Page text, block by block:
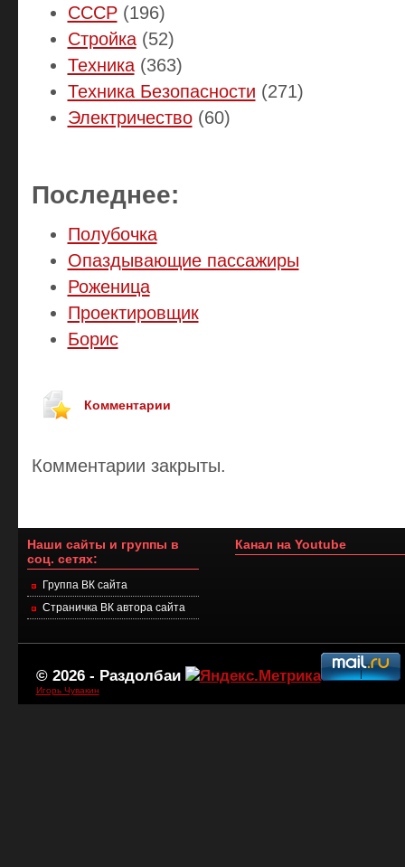
СССР(196)
Стройка(52)
Техника(363)
Техника Безопасности (271)
Электричество(60)
Последнее:
Полубочка
Опаздывающие пассажиры
Роженица
Проектировщик
Борис
Комментарии
Комментарии закрыты.
Наши сайты и группы в
соц. сетях:
Группа ВК сайта
Страничка ВК автора сайта
Канал на Youtube
© 2026 - Раздолбаи
Игорь Чувакин